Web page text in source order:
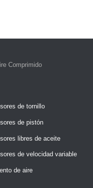
Comprimido
de tornillo
de pistón
libres de aceite
de velocidad variable
de aire